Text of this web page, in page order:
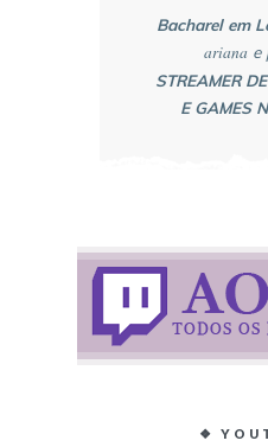
Bacharel em
arianae
STREAMER
E GAMES
❖